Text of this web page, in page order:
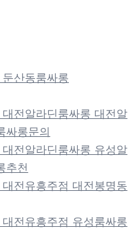
산동룸싸롱
전알라딘룸싸롱 대전알
싸롱문의
전알라딘룸싸롱 유성알
추천
전유흥주점 대전봉명동
전유흥주점 유성룸싸롱